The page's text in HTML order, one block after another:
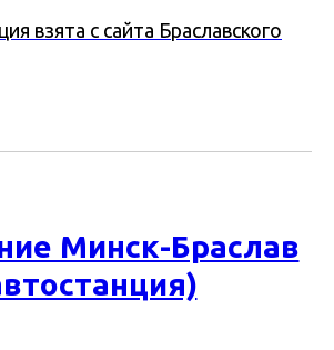
взята с сайта Браславского
Минск-Браслав